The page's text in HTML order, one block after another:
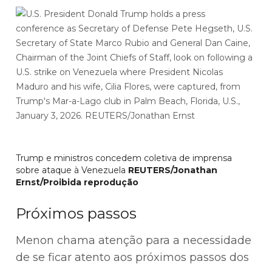
Trump e ministros concedem coletiva de imprensa
sobre ataque à Venezuela REUTERS/Jonathan
Ernst/Proibida reprodução
Próximos passos
Menon chama atenção para a necessidade
de se ficar atento aos próximos passos dos